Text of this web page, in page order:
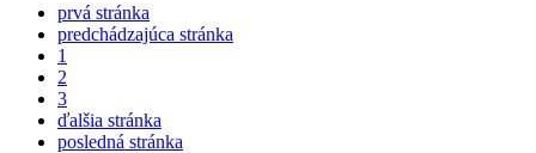
prvá stránka
predchádzajúca stránka
1
2
3
ďalšia stránka
posledná stránka